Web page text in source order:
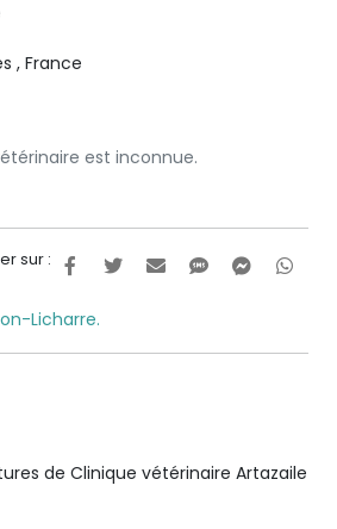
, France
est inconnue.
sur :
Licharre.
de Clinique vétérinaire Artazaile